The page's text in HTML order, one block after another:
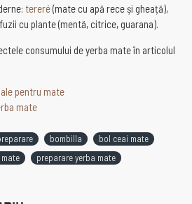
tereré(mate cu apă rece și gheață),
cu plante (mentă, citrice, guarana).
consumului de yerba mate în articolul
pentru mate
mate
bombilla
bol ceai mate
preparare yerba mate